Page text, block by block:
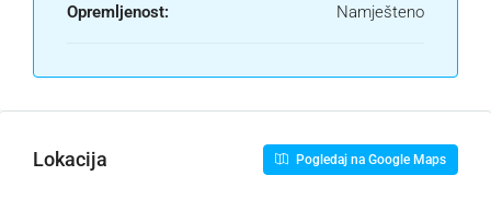
Opremljenost: Namješteno
Lokacija Pogledaj na Google Maps